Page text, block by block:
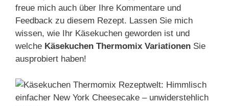
freue mich auch über Ihre Kommentare und
Feedback zu diesem Rezept. Lassen Sie mich
wissen, wie Ihr Käsekuchen geworden ist und
welche Käsekuchen Thermomix Variationen Sie
ausprobiert haben!